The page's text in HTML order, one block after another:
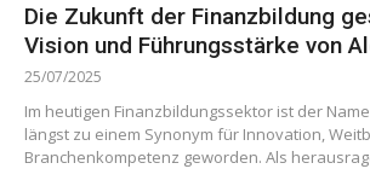
Die Zukunft der Finanzbildung
Vision und Führungsstärke von
25/07/2025
Im heutigen Finanzbildungssektor ist der
längst zu einem Synonym für Innovation,
Branchenkompetenz geworden. Als